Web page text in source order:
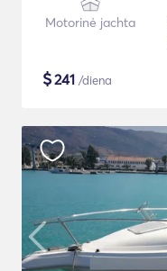
Motorinė jachta
$241 /diena